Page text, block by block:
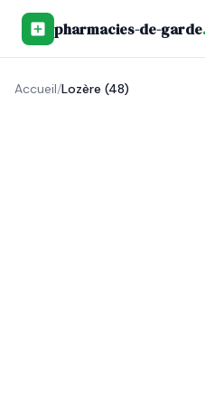
pharmacies-de-garde
Accueil/Lozère (48)